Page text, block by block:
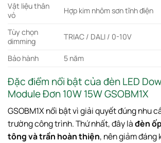
Vật liệu thân
vỏ
Hợp kim nhôm sơn tĩnh điện
Tùy chọn
dimming
TRIAC / DALI / 0-10V
Bảo hành 5 năm
Đặc điểm nổi bật của đèn LED
Module Đơn 10W 15W GSOBM1X
GSOBM1X nổi bật vì giải quyết đúng nhu
trường công trình. Thứ nhất, đây làđèn
tông và trần hoàn thiện, nên giảm đáng